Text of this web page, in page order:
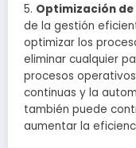
5. Optimización
de la gestión
optimizar los
eliminar cualquier
procesos
continuas y la
también puede
aumentar la